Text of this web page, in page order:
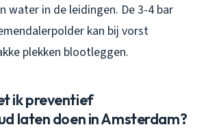
water in de leidingen. De 3-4 bar
kan bij vorst
plekken blootleggen.
ik preventief
laten doen in Amsterdam?